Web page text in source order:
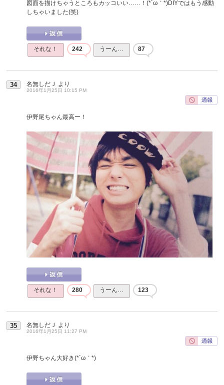
図面を描けちゃうところもカッコいい……！(*´ω｀*)DIYではもう感動
しちゃいました(笑)
それな！ 242 うーん… 87
34 名無しだＪ より
2016年1月25日 10:15 PM
伊野尾ちゃん最高ー！
それな！ 280 うーん… 123
35 名無しだＪ より
2016年1月25日 11:27 PM
伊野ちゃん大好き(*´ω｀*)